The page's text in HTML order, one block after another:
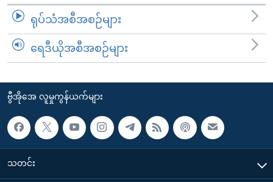
ရုပ်သံအစီအစဉ်များ
ရေဒီယိုအစီအစဉ်များ
ဗွီအိုအေ လူမှုကွန်ယက်များ
သတင်း